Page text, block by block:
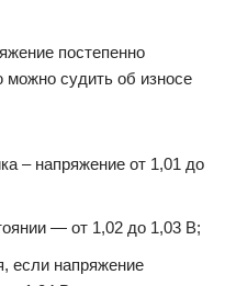
постепенно
можно судить об износе
– напряжение от 1,01 до
— от 1,02 до 1,03 В;
если напряжение